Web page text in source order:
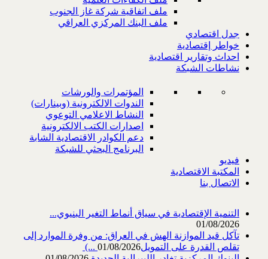
ملف اتفاقية شركة غاز الجنوب
ملف البنك المركزي العراقي
جدل اقتصادي
خواطر إقتصادية
احداث وتقارير اقتصادية
نشاطات الشبكة
المؤتمرات والورشات
الندوات الالكترونية (وبينارات)
النشاط الاعلامي التوعوي
اصدارات الكتب الالكترونية
دعم الكوادر الاقتصادية الشابة
البرنامج البحثي للشبكة
فيديو
المكتبة الاقتصادية
الاتصال بنا
التنمية الإقتصادية في سياق أنماط التغير البنيوي...
01/08/2026
تآكل قيد الموازنة الهش في العراق: من وفرة الموارد إلى
تقلص القدرة على التمويل‎ (...01/08/2026